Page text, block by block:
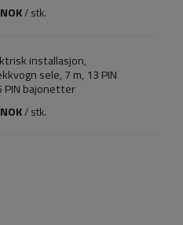
/ stk.
installasjon,
sele, 7 m, 13 PIN
PIN bajonetter
/ stk.